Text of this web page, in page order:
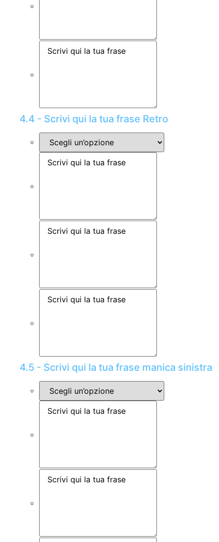
4.4 - Scrivi qui la tua frase Retro
4.5 - Scrivi qui la tua frase manica sinistra